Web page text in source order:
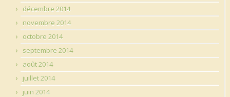
décembre 2014
novembre 2014
octobre 2014
septembre 2014
août 2014
juillet 2014
juin 2014